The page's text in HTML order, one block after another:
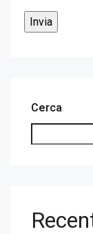
Cerca